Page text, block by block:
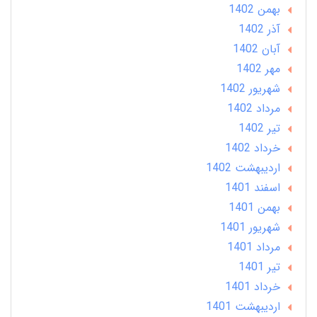
بهمن 1402
آذر 1402
آبان 1402
مهر 1402
شهریور 1402
مرداد 1402
تير 1402
خرداد 1402
ارديبهشت 1402
اسفند 1401
بهمن 1401
شهریور 1401
مرداد 1401
تير 1401
خرداد 1401
ارديبهشت 1401